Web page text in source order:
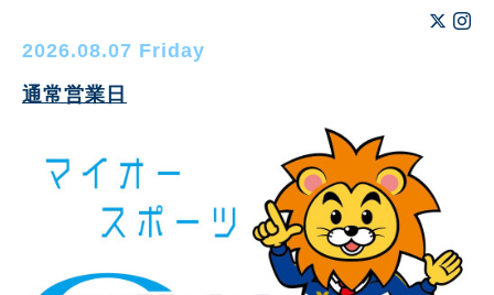
2026.08.07 Friday
通常営業日